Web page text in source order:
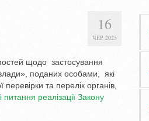
16
ЧЕР 2025
щодо застосування
поданих особами, які
та перелік органів,
питання реалізації Закону